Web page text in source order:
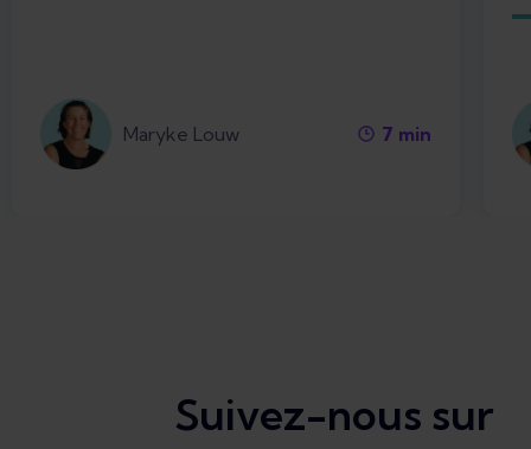
Maryke Louw 7 min
Suivez-nous sur